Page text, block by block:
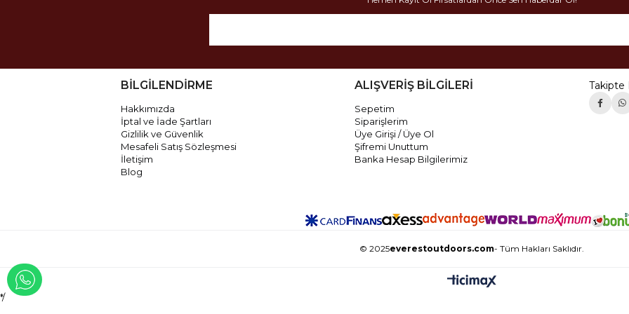
BİLGİLENDİRME
Hakkımızda
İptal ve İade Şartları
Gizlilik ve Güvenlik
Mesafeli Satış Sözleşmesi
İletişim
Blog
ALIŞVERİŞ BİLGİLERİ
Sepetim
Siparişlerim
Üye Girişi / Üye Ol
Şifremi Unuttum
Banka Hesap Bilgilerimiz
Takipte
© 2025everestoutdoors.com- Tüm Hakları Saklıdır.
*/